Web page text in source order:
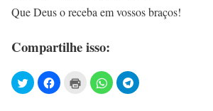
Que Deus o receba em vossos braços!
Compartilhe isso: